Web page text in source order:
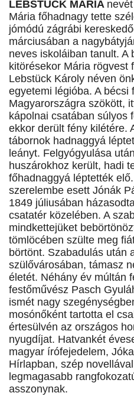
LEBSTÜCK MÁRIA
Mária főhadnagy tette
jómódú zágrábi
márciusában a
neves iskoláiban tanult. A
kitörésekor Mária rögvest
Lebstück Károly néven
egyetemi légióba. A bécsi
Magyarországra szökött,
kápolnai csatában súlyos
ekkor derült fény kilétére.
tábornok hadnaggyá
leányt. Felgyógyulása
huszárokhoz került, hadi
főhadnaggyá léptették
szerelembe esett Jónák
1849 júliusában
csatatér közelében. A
mindkettejüket
tömlöcében szülte meg
börtönt. Szabadulás után
szülővárosában, támasz
életét. Néhány év múltán
festőművész Pasch
ismét nagy
mosónőként tartotta el
értesülvén az országos
nyugdíjat. Hatvankét
magyar írófejedelem,
Hírlapban, szép
legmagasabb
asszonynak.